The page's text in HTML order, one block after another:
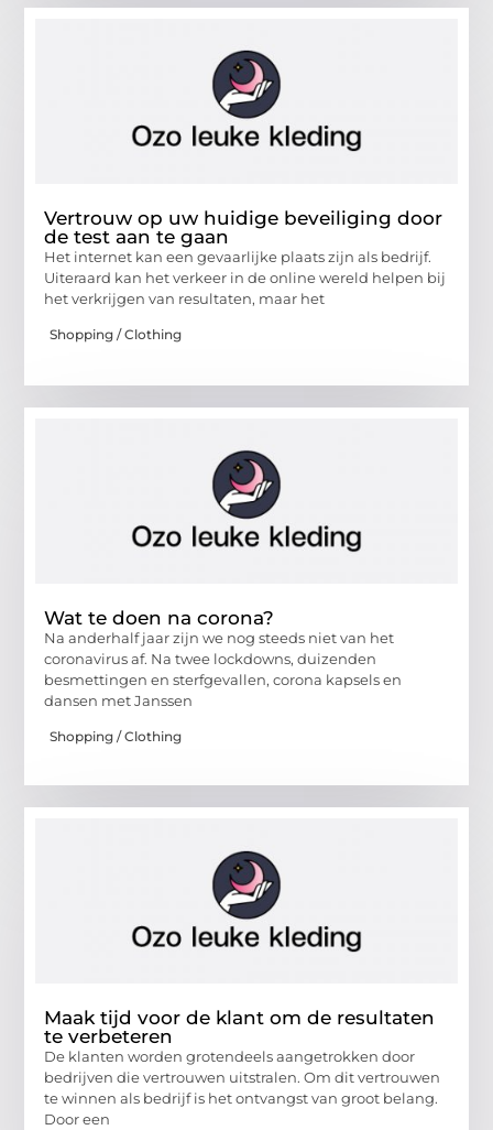
Vertrouw op uw huidige beveiliging door
de test aan te gaan
Het internet kan een gevaarlijke plaats zijn als bedrijf.
Uiteraard kan het verkeer in de online wereld helpen bij
het verkrijgen van resultaten, maar het
Shopping / Clothing
Wat te doen na corona?
Na anderhalf jaar zijn we nog steeds niet van het
coronavirus af. Na twee lockdowns, duizenden
besmettingen en sterfgevallen, corona kapsels en
dansen met Janssen
Shopping / Clothing
Maak tijd voor de klant om de resultaten
te verbeteren
De klanten worden grotendeels aangetrokken door
bedrijven die vertrouwen uitstralen. Om dit vertrouwen
te winnen als bedrijf is het ontvangst van groot belang.
Door een